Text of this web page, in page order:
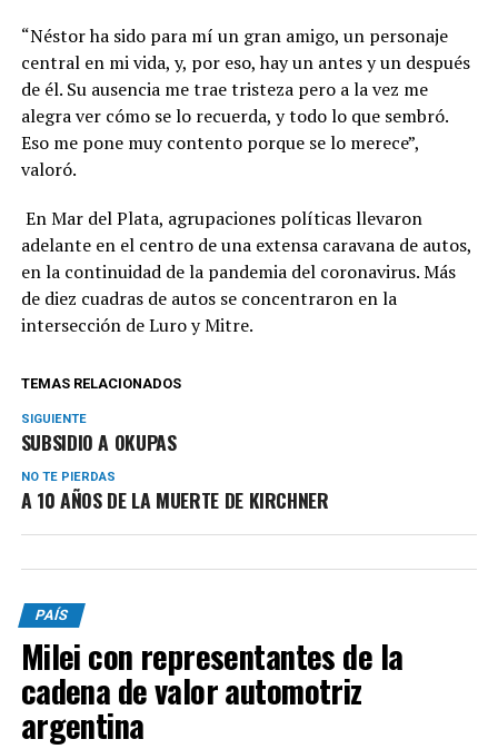
“Néstor ha sido para mí un gran amigo, un personaje
central en mi vida, y, por eso, hay un antes y un después
de él. Su ausencia me trae tristeza pero a la vez me
alegra ver cómo se lo recuerda, y todo lo que sembró.
Eso me pone muy contento porque se lo merece”,
valoró.
En Mar del Plata, agrupaciones políticas llevaron
adelante en el centro de una extensa caravana de autos,
en la continuidad de la pandemia del coronavirus. Más
de diez cuadras de autos se concentraron en la
intersección de Luro y Mitre.
TEMAS RELACIONADOS
SIGUIENTE
SUBSIDIO A OKUPAS
NO TE PIERDAS
A 10 AÑOS DE LA MUERTE DE KIRCHNER
PAÍS
Milei con representantes de la
cadena de valor automotriz
argentina